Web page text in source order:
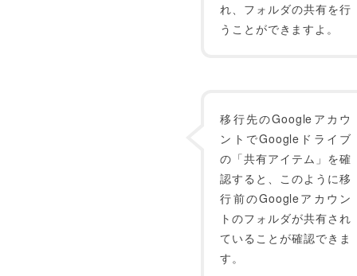
れ、フォルダの共有を行
うことができますよ。
移行先のGoogleアカウ
ントでGoogleドライブ
の「共有アイテム」を確
認すると、このように移
行前のGoogleアカウン
トのフォルダが共有され
ていることが確認できま
す。